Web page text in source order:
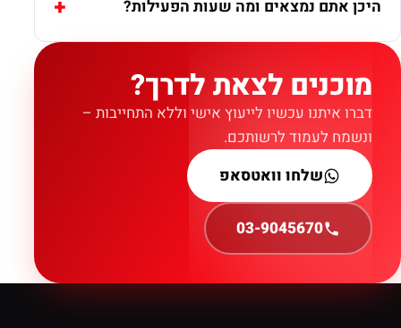
היכן אתם נמצאים ומה שעות הפעילות?
מוכנים לצאת לדרך?
דברו איתנו עכשיו לייעוץ אישי וללא התחייבות –
ונשמח לעמוד לרשותכם.
שלחו וואטסאפ
03-9045670